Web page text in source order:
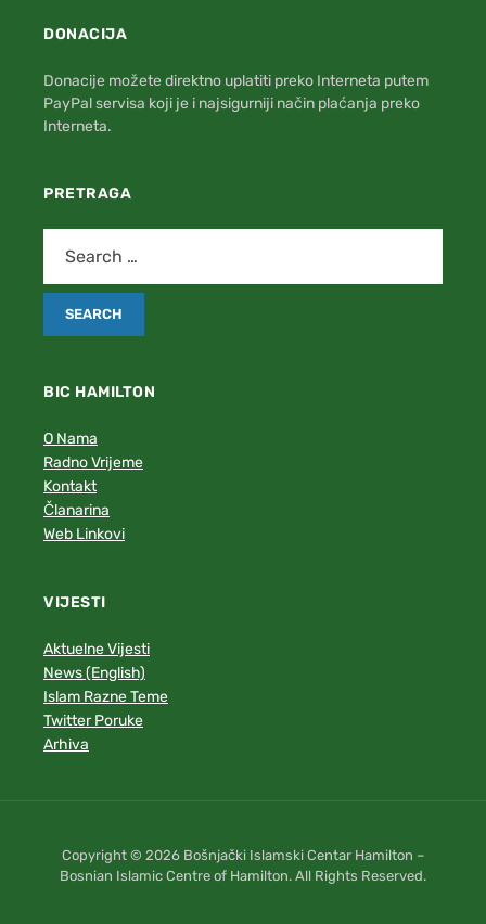
DONACIJA
Donacije možete direktno uplatiti preko Interneta putem
PayPal servisa koji je i najsigurniji način plaćanja preko
Interneta.
PRETRAGA
BIC HAMILTON
O Nama
Radno Vrijeme
Kontakt
Članarina
Web Linkovi
VIJESTI
Aktuelne Vijesti
News (English)
Islam Razne Teme
Twitter Poruke
Arhiva
Copyright © 2026 Bošnjački Islamski Centar Hamilton –
Bosnian Islamic Centre of Hamilton. All Rights Reserved.